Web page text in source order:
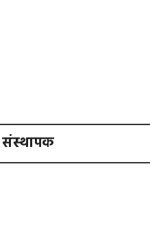
संस्थापक